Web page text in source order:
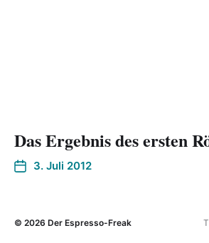
Das Ergebnis des ersten
3. Juli 2012
© 2026 Der Espresso-Freak